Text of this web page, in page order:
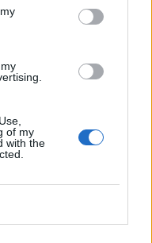
of my
with the
σημαντικά,
σας.